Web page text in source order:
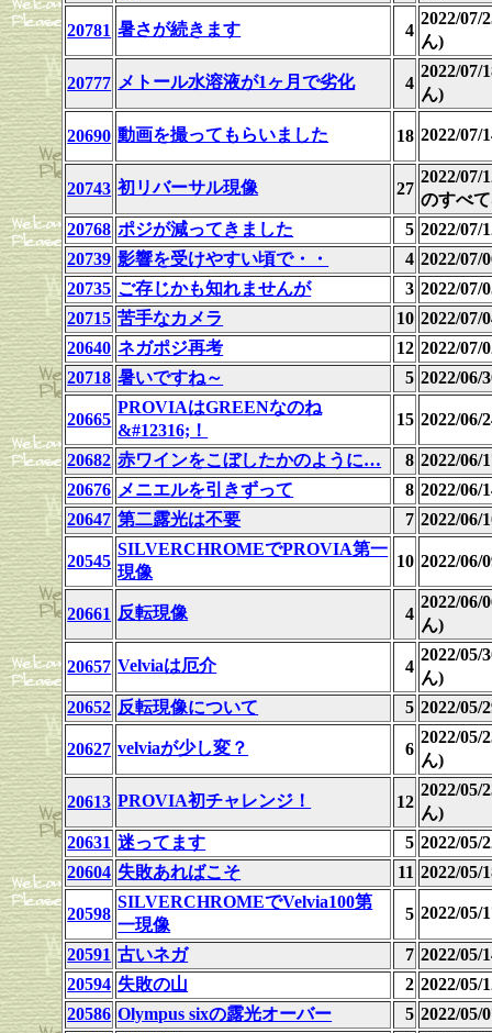
20781 暑さが続きます 4
2022/07/
ん)
20777 メトール水溶液が1ヶ月で劣化 4
2022/07/
ん)
20690 動画を撮ってもらいました 18 2022/07/
20743 初リバーサル現像 27
2022/07/
のすべ
20768 ポジが減ってきました 5 2022/07/
20739 影響を受けやすい頃で・・ 4 2022/07/
20735 ご存じかも知れませんが 3 2022/07/
20715 苦手なカメラ 10 2022/07/
20640 ネガポジ再考 12 2022/07/
20718 暑いですね～ 5 2022/06/
20665
PROVIAはGREENなのね
&#12316;！
15 2022/06/
20682 赤ワインをこぼしたかのように… 8 2022/06/
20676 メニエルを引きずって 8 2022/06/
20647 第二露光は不要 7 2022/06/
20545
SILVERCHROMEでPROVIA第一
現像
10 2022/06/
20661 反転現像 4
2022/06/
ん)
20657 Velviaは厄介 4
2022/05/
ん)
20652 反転現像について 5 2022/05/
20627 velviaが少し変？ 6
2022/05/
ん)
20613 PROVIA初チャレンジ！ 12
2022/05/
ん)
20631 迷ってます 5 2022/05/
20604 失敗あればこそ 11 2022/05/
20598
SILVERCHROMEでVelvia100第
一現像
5 2022/05/
20591 古いネガ 7 2022/05/
20594 失敗の山 2 2022/05/
20586 Olympus sixの露光オーバー 5 2022/05/